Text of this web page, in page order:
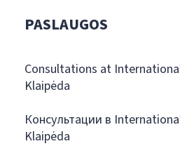
PASLAUGOS
Consultations at
Klaipėda
Консультации в
Klaipėda